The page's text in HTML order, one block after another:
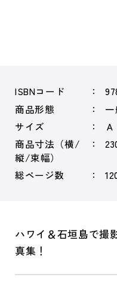
ISBNコード
商品形態
サイズ
商品寸法（横/
縦/束幅）
総ページ数
ハワイ＆石垣島で撮
真集！